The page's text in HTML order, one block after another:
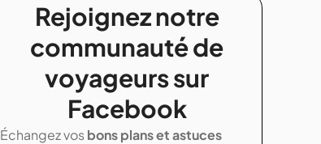
Rejoignez notre
communauté de
voyageurs sur
Facebook
Échangez vosbons plans et astuces